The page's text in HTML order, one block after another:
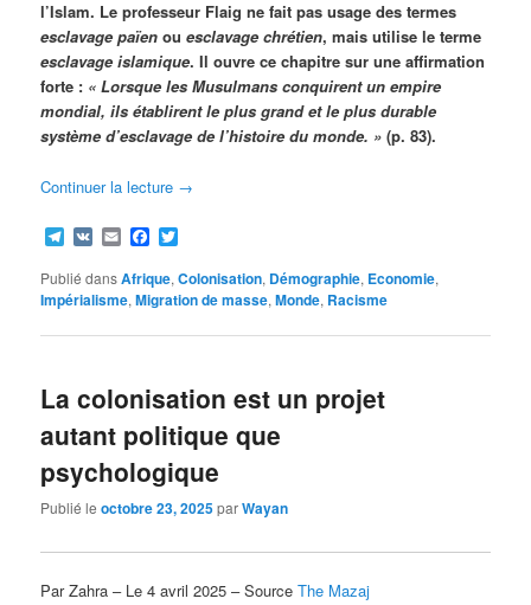
l’Islam. Le professeur Flaig ne fait pas usage des termes
esclavage païen ouesclavage chrétien, mais utilise le terme
esclavage islamique. Il ouvre ce chapitre sur une affirmation
forte : « Lorsque les Musulmans conquirent un empire
mondial, ils établirent le plus grand et le plus durable
système d’esclavage de l’histoire du monde. » (p. 83).
Continuer la lecture →
Telegram
VK EmailFacebook
Publié dansAfrique,Colonisation, Démographie, Economie,
Impérialisme,Migration de masse,Monde, Racisme
La colonisation est un projet
autant politique que
psychologique
Publié leoctobre 23, 2025parWayan
Par Zahra – Le 4 avril 2025 – SourceThe Mazaj